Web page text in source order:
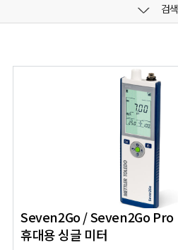
검색
Seven2Go / Seven2Go Pro
휴대용 싱글 미터